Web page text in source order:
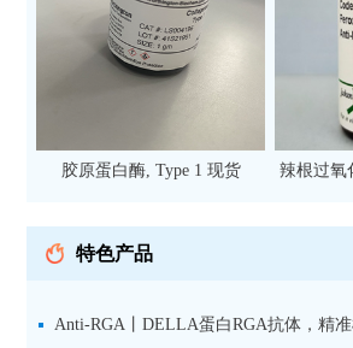
胶原蛋白酶, Type 1 现货
辣根过氧
特色产品
Anti-RGA丨DELLA蛋白RGA抗体，精